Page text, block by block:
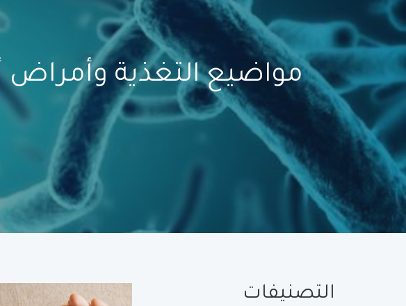
مواضيع التغذية وأمراض
التصنيفات